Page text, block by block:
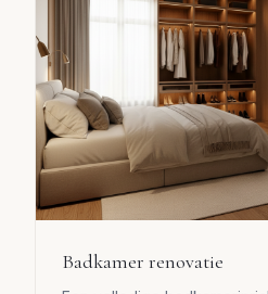
Badkamer renovatie